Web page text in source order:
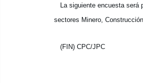
La siguiente encuesta será
sectores Minero,
(FIN) CPC/JPC